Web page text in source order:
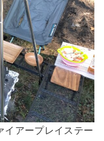
イアープレイステー